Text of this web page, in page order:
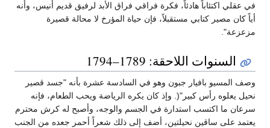
في عقلي اكتئاباً هادئاً، فكرة فراقي فراق الأبد لرفيق قديم أنيس، وأنه
أياً كان مصير كتابي مستقبلاً، فإن حياة المؤرخ لا محالة قصيرة
مزعزعة".
السنوات اللاحقة: 1789–1794
وصف المسيو بافيار جبون وهو في السادسة عشرة بأنه "جسد قصير
نحيل يعلوه رأس كبير"(. وإذ كان يكره الرياضة ويحب الطعام، فإنه
سرعان ما اكتسب استدارة في الجسم والوجه، وأصبح له كرش محترم
يعتمد على ساقين نحيلتين، أضف إلى ذلك شعراً أحمر جعده من الجنب